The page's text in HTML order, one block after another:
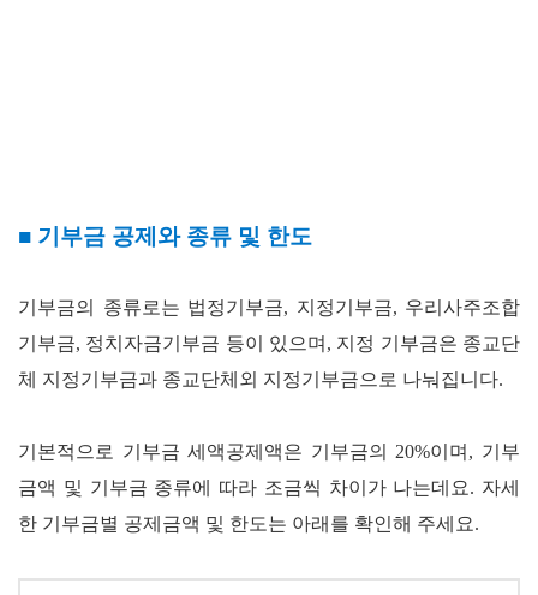
■ 기부금 공제와 종류 및 한도
기부금의 종류로는 법정기부금, 지정기부금, 우리사주조합
기부금, 정치자금기부금 등이 있으며 , 지정 기부금은 종교단
체 지정기부금과 종교단체외 지정기부금으로 나눠집니다.
기본적으로 기부금 세액공제액은 기부금의 20%이며 , 기부
금액 및 기부금 종류에 따라 조금씩 차이가 나는데요. 자세
한 기부금별 공제금액 및 한도는 아래를 확인해 주세요.